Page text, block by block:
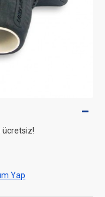
ücretsiz!
Yap